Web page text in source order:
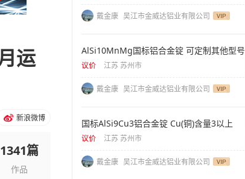
运
新浪微博
1341篇
作品
戴金康 吴江市金威达铝业有限公司
AlSi10MnMg国标铝合金锭 可定制其他型号
议价 江苏 苏州市
戴金康 吴江市金威达铝业有限公司
国标AlSi9Cu3铝合金锭 Cu(铜)含量3以上
议价 江苏 苏州市
戴金康 吴江市金威达铝业有限公司